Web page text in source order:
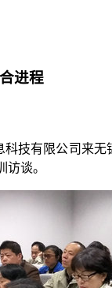
进程
科技有限公司来无
谈。